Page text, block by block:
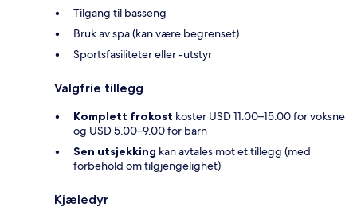
Tilgang til basseng
Bruk av spa (kan være begrenset)
Sportsfasiliteter eller -utstyr
Valgfrie tillegg
Komplett frokost koster USD 11.00–15.00 for voksne
og USD 5.00–9.00 for barn
Sen utsjekking kan avtales mot et tillegg (med
forbehold om tilgjengelighet)
Kjæledyr